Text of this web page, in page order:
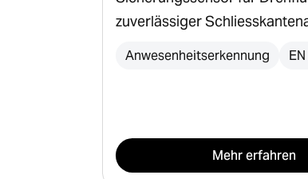
zuverlässiger
Anwesenheitserkennung
Mehr erfahren